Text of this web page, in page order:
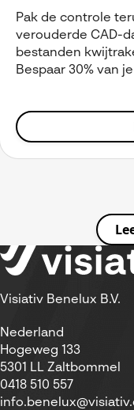
Pak de controle
verouderde CAD-
bestanden
Bespaar 30% van
Visiativ Benelux B.V.
Nederland
Hogeweg 133
5301 LL Zaltbommel
0418 510 557